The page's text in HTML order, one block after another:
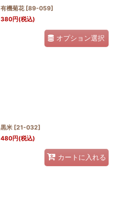
有機菊花 [89-059]
380円(税込)
オプション選択
黒米 [21-032]
480円(税込)
カートに入れる